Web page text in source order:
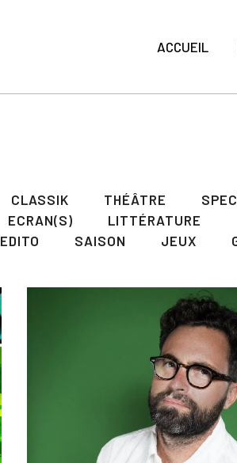
ACCUEIL
CLASSIK THÉÂTRE
ECRAN(S)
LITTÉRATURE
EDITO SAISON JEUX